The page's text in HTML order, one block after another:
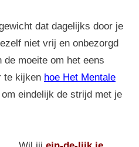
dat dagelijks door je
niet vrij en onbezorgd
moeite om het eens
te kijken hoe Het Mentale
om eindelijk de strijd met je